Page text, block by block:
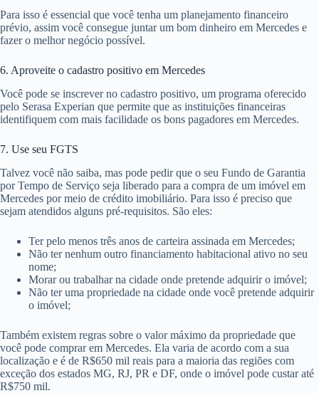
Para isso é essencial que você tenha um planejamento financeiro
prévio, assim você consegue juntar um bom dinheiro em Mercedes e
fazer o melhor negócio possível.
6. Aproveite o cadastro positivo em Mercedes
Você pode se inscrever no cadastro positivo, um programa oferecido
pelo Serasa Experian que permite que as instituições financeiras
identifiquem com mais facilidade os bons pagadores em Mercedes.
7. Use seu FGTS
Talvez você não saiba, mas pode pedir que o seu Fundo de Garantia
por Tempo de Serviço seja liberado para a compra de um imóvel em
Mercedes por meio de crédito imobiliário. Para isso é preciso que
sejam atendidos alguns pré-requisitos. São eles:
Ter pelo menos três anos de carteira assinada em Mercedes;
Não ter nenhum outro financiamento habitacional ativo no seu
nome;
Morar ou trabalhar na cidade onde pretende adquirir o imóvel;
Não ter uma propriedade na cidade onde você pretende adquirir
o imóvel;
Também existem regras sobre o valor máximo da propriedade que
você pode comprar em Mercedes. Ela varia de acordo com a sua
localização e é de R$650 mil reais para a maioria das regiões com
exceção dos estados MG, RJ, PR e DF, onde o imóvel pode custar até
R$750 mil.